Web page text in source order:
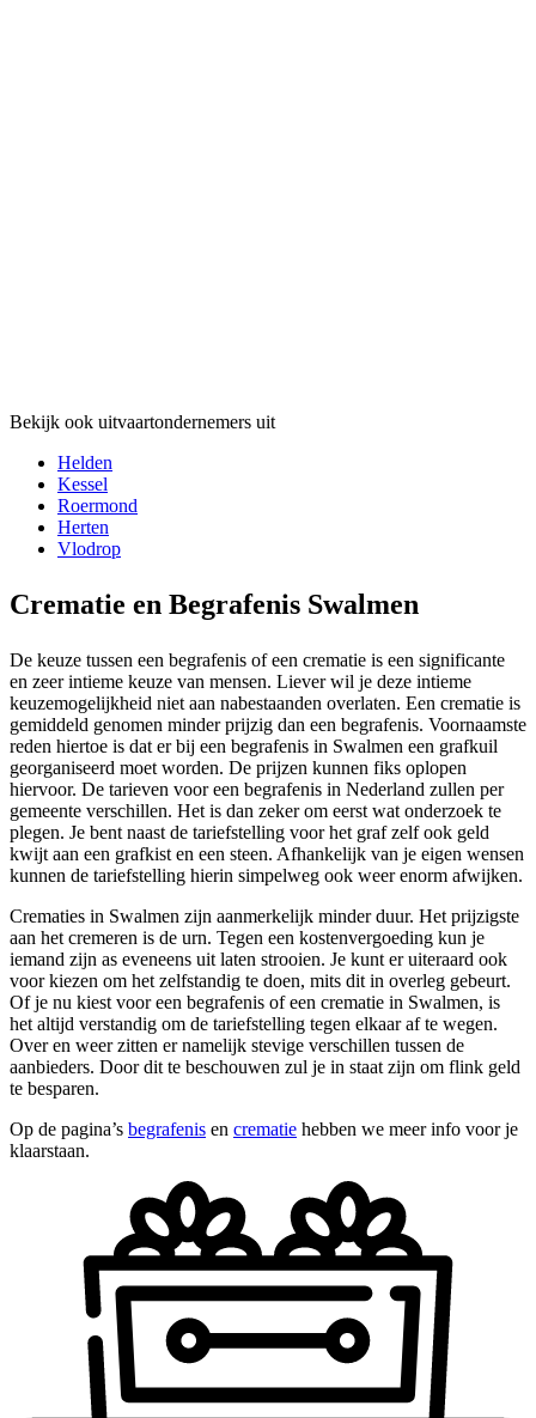
Bekijk ook uitvaartondernemers uit
Helden
Kessel
Roermond
Herten
Vlodrop
Crematie en Begrafenis Swalmen
De keuze tussen een begrafenis of een crematie is een significante
en zeer intieme keuze van mensen. Liever wil je deze intieme
keuzemogelijkheid niet aan nabestaanden overlaten. Een crematie is
gemiddeld genomen minder prijzig dan een begrafenis. Voornaamste
reden hiertoe is dat er bij een begrafenis in Swalmen een grafkuil
georganiseerd moet worden. De prijzen kunnen fiks oplopen
hiervoor. De tarieven voor een begrafenis in Nederland zullen per
gemeente verschillen. Het is dan zeker om eerst wat onderzoek te
plegen. Je bent naast de tariefstelling voor het graf zelf ook geld
kwijt aan een grafkist en een steen. Afhankelijk van je eigen wensen
kunnen de tariefstelling hierin simpelweg ook weer enorm afwijken.
Crematies in Swalmen zijn aanmerkelijk minder duur. Het prijzigste
aan het cremeren is de urn. Tegen een kostenvergoeding kun je
iemand zijn as eveneens uit laten strooien. Je kunt er uiteraard ook
voor kiezen om het zelfstandig te doen, mits dit in overleg gebeurt.
Of je nu kiest voor een begrafenis of een crematie in Swalmen, is
het altijd verstandig om de tariefstelling tegen elkaar af te wegen.
Over en weer zitten er namelijk stevige verschillen tussen de
aanbieders. Door dit te beschouwen zul je in staat zijn om flink geld
te besparen.
Op de pagina’s begrafenis en crematie hebben we meer info voor je
klaarstaan.